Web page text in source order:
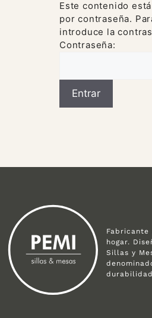
Este contenido
por contraseña.
introduce la
Contraseña:
hogar.
Sillas y